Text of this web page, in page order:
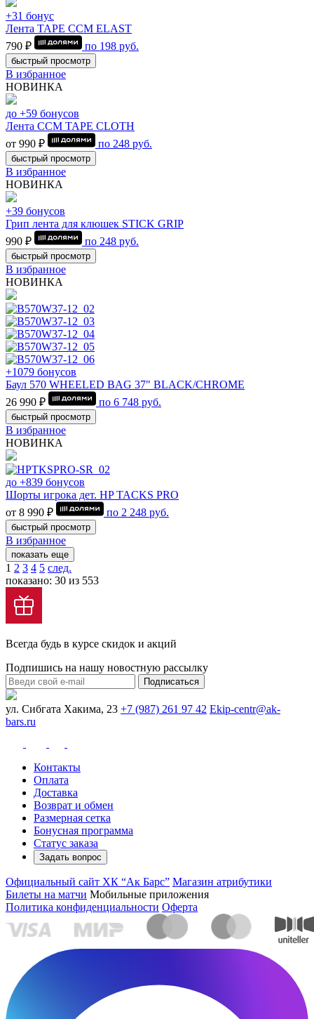
+31 бонус
Лента TAPE CCM ELAST
790 ₽
по 198 руб.
быстрый просмотр
В избранное
НОВИНКА
до +59 бонусов
Лента CCM TAPE CLOTH
от 990 ₽
по 248 руб.
быстрый просмотр
В избранное
НОВИНКА
+39 бонусов
Грип лента для клюшек STICK GRIP
990 ₽
по 248 руб.
быстрый просмотр
В избранное
НОВИНКА
+1079 бонусов
Баул 570 WHEELED BAG 37" BLACK/CHROME
26 990 ₽
по 6 748 руб.
быстрый просмотр
В избранное
НОВИНКА
до +839 бонусов
Шорты игрока дет. HP TACKS PRO
от 8 990 ₽
по 2 248 руб.
быстрый просмотр
В избранное
показать еще
1 2 3 4 5 след.
показано: 30 из 553
Всегда будь в курсе скидок и акций
Подпишись на нашу новостную рассылку
Подписаться
ул. Сибгата Хакима, 23 +7 (987) 261 97 42 Ekip-centr@ak-
bars.ru
Контакты
Оплата
Доставка
Возврат и обмен
Размерная сетка
Бонусная программа
Статус заказа
Задать вопрос
Официальный сайт ХК “Ак Барс” Магазин атрибутики
Билеты на матчи Мобильные приложения
Политика конфиденциальности Оферта